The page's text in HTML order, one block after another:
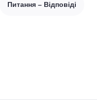
Питання – Відповіді